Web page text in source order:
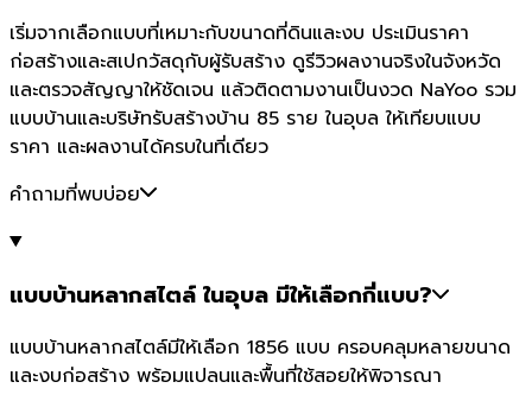
เริ่มจากเลือกแบบที่เหมาะกับขนาดที่ดินและงบ ประเมินราคา
ก่อสร้างและสเปกวัสดุกับผู้รับสร้าง ดูรีวิวผลงานจริงในจังหวัด
และตรวจสัญญาให้ชัดเจน แล้วติดตามงานเป็นงวด NaYoo รวม
แบบบ้านและบริษัทรับสร้างบ้าน 85 ราย ในอุบล ให้เทียบแบบ
ราคา และผลงานได้ครบในที่เดียว
คำถามที่พบบ่อย
แบบบ้านหลากสไตล์ ในอุบล มีให้เลือกกี่แบบ?
แบบบ้านหลากสไตล์มีให้เลือก 1856 แบบ ครอบคลุมหลายขนาด
และงบก่อสร้าง พร้อมแปลนและพื้นที่ใช้สอยให้พิจารณา